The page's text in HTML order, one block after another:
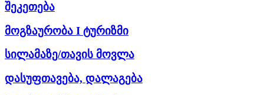
შეკეთება
მოგზაურობა I ტურიზმი
სილამაზე/თავის მოვლა
დასუფთავება, დალაგება